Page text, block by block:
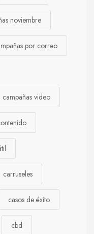
noviembre
por correo
campañas video
carruseles
casos de éxito
cbd